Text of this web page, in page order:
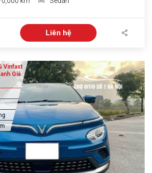
Liên hệ
Vinfast
Giá